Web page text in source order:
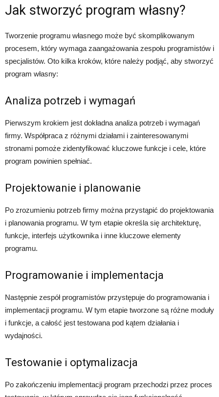
Jak stworzyć program własny?
Tworzenie programu własnego może być skomplikowanym
procesem, który wymaga zaangażowania zespołu programistów i
specjalistów. Oto kilka kroków, które należy podjąć, aby stworzyć
program własny:
Analiza potrzeb i wymagań
Pierwszym krokiem jest dokładna analiza potrzeb i wymagań
firmy. Współpraca z różnymi działami i zainteresowanymi
stronami pomoże zidentyfikować kluczowe funkcje i cele, które
program powinien spełniać.
Projektowanie i planowanie
Po zrozumieniu potrzeb firmy można przystąpić do projektowania
i planowania programu. W tym etapie określa się architekturę,
funkcje, interfejs użytkownika i inne kluczowe elementy
programu.
Programowanie i implementacja
Następnie zespół programistów przystępuje do programowania i
implementacji programu. W tym etapie tworzone są różne moduły
i funkcje, a całość jest testowana pod kątem działania i
wydajności.
Testowanie i optymalizacja
Po zakończeniu implementacji program przechodzi przez proces